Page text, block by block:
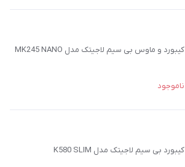
کیبورد و ماوس بی سیم لاجیتک مدل MK245 NANO
ناموجود
کیبورد بی سیم لاجیتک مدل K580 SLIM